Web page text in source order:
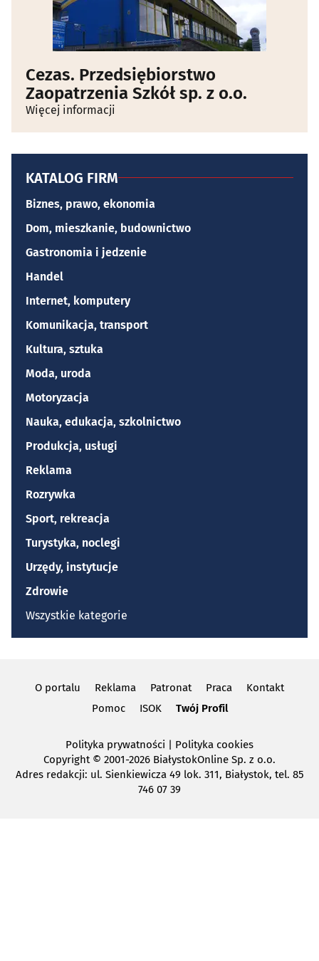
Cezas. Przedsiębiorstwo
Zaopatrzenia Szkół sp. z o.o.
Więcej informacji
KATALOG FIRM
Biznes, prawo, ekonomia
Dom, mieszkanie, budownictwo
Gastronomia i jedzenie
Handel
Internet, komputery
Komunikacja, transport
Kultura, sztuka
Moda, uroda
Motoryzacja
Nauka, edukacja, szkolnictwo
Produkcja, usługi
Reklama
Rozrywka
Sport, rekreacja
Turystyka, noclegi
Urzędy, instytucje
Zdrowie
Wszystkie kategorie
O portalu Reklama Patronat Praca
Kontakt
Pomoc
ISOK Twój Profil
Polityka prywatności | Polityka cookies
Copyright © 2001-2026 BiałystokOnline Sp. z o.o.
Adres redakcji: ul. Sienkiewicza 49 lok. 311, Białystok, tel. 85
746 07 39